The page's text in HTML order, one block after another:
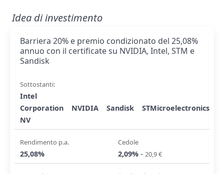
Idea di investimento
Barriera 20% e premio condizionato del 25,08%
annuo con il certificate su NVIDIA, Intel, STM e
Sandisk
Sottostanti:
Intel
Corporation
NVIDIA Sandisk
STMicroelectronics
NV
Rendimento p.a.
25,08%
Cedole
2,09% - 20,9 €